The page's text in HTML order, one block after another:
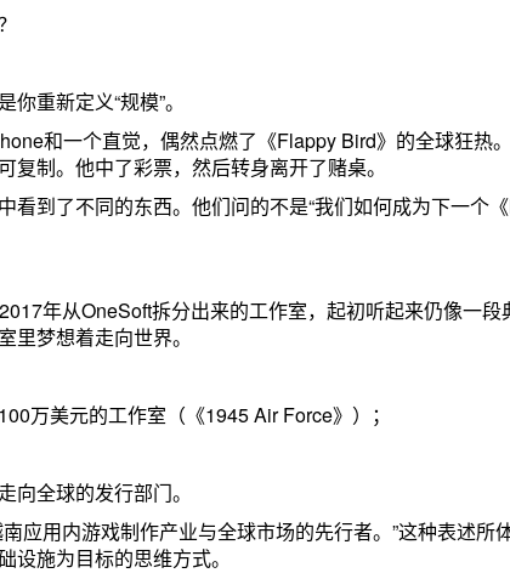
重新定义“规模”。
和一个直觉，偶然点燃了《Flappy Bird》的全球狂热
复制。他中了彩票，然后转身离开了赌桌。
看到了不同的东西。他们问的不是“我们如何成为下一个
年从OneSoft拆分出来的工作室，起初听起来仍像一
里梦想着走向世界。
万美元的工作室（《1945 Air Force》）；
向全球的发行部门。
应用内游戏制作产业与全球市场的先行者。”这种表述所
设施为目标的思维方式。